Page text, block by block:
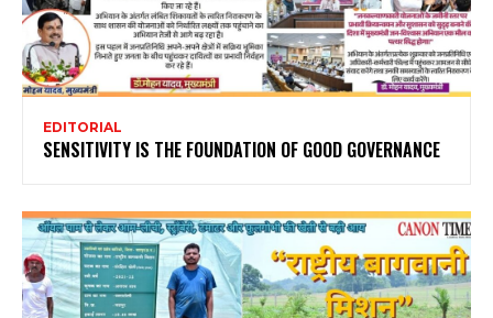
EDITORIAL
SENSITIVITY IS THE FOUNDATION OF GOOD GOVERNANCE